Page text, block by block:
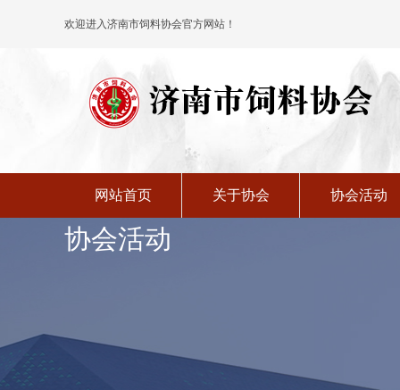
欢迎进入济南市饲料协会官方网站！
网站首页 关于协会 协会活动
协会活动